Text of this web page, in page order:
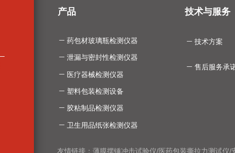
产品 技术与服务
ꄵ 技术方案
ꄵ 售后服务承
友情链接： 薄膜摆锤冲击试验仪/医药包装撕拉力测试仪/
ꄵ 药包材玻璃瓶检测仪器
ꄵ 泄漏与密封性检测仪器
ꄵ 医疗器械检测仪器
ꄵ 塑料包装检测设备
ꄵ 胶粘制品检测仪器
ꄵ 卫生用品纸张检测仪器